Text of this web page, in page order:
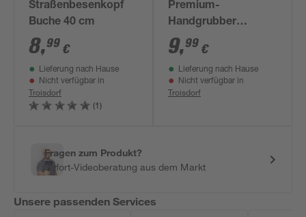
Straßenbesenkopf
Buche 40 cm
8,99 €
Lieferung nach Hause
Nicht verfügbar in
Troisdorf
(1)
Premium-
Handgrubber
Carbonstahl 3
Zinken 33 cm
9,99 €
Lieferung nach Hause
Nicht verfügbar in
Troisdorf
Fragen zum Produkt?
Sofort-Videoberatung aus dem Markt
Unsere passenden Services